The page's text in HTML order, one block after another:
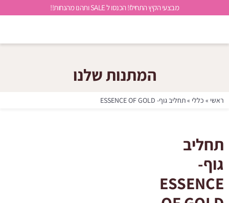
מבצעי הקיץ התחילו! הכנסו ל SALE ותהנו מהנחות!!
המתנות שלנו
ראשי » כללי »תחליב גוף- ESSENCE OF GOLD
תחליב
גוף-
ESSENCE